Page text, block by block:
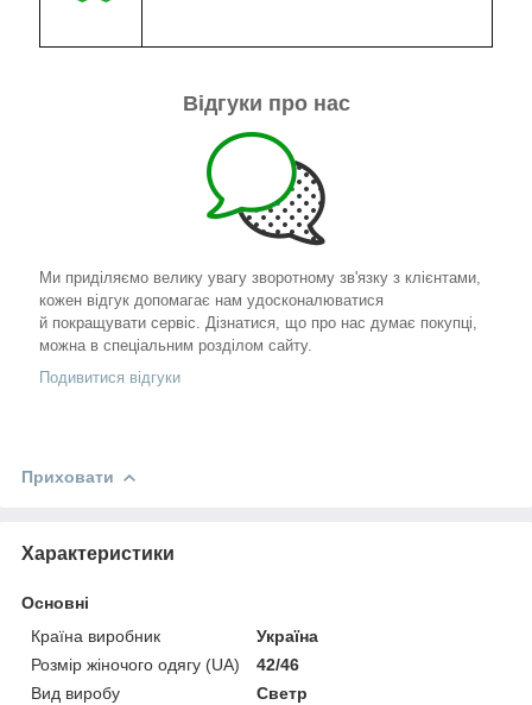
Відгуки про нас
Ми приділяємо велику увагу зворотному зв'язку з клієнтами,
кожен відгук допомагає нам удосконалюватися
й покращувати сервіс. Дізнатися, що про нас думає покупці,
можна в спеціальним розділом сайту.
Подивитися відгуки
Приховати
Характеристики
Основні
Країна виробник
Україна
Розмір жіночого одягу (UA)
42/46
Вид виробу
Светр